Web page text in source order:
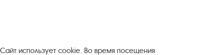
Сайт использует cookie. Во время посещения